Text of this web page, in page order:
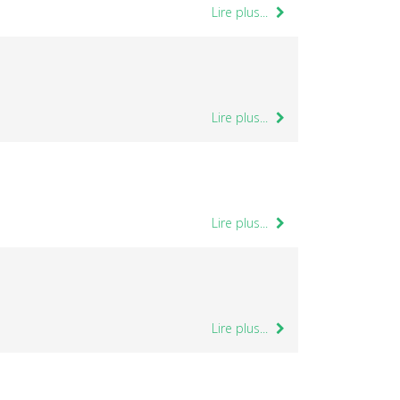
Lire plus...
Lire plus...
Lire plus...
Lire plus...